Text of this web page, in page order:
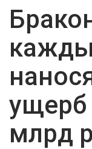
млрд